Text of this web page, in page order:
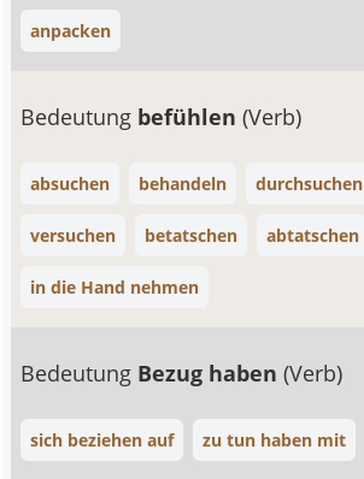
anpacken
Bedeutung befühlen(Verb)
absuchen behandeln durchsuchen
versuchen betatschen abtatschen
in die Hand nehmen
Bedeutung Bezug haben(Verb)
sich beziehen auf zu tun haben mit